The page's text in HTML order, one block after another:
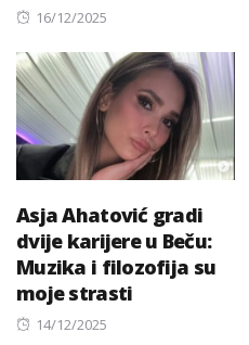
Posted
16/12/2025
Asja Ahatović gradi
dvije karijere u Beču:
Muzika i filozofija su
moje strasti
Posted
14/12/2025